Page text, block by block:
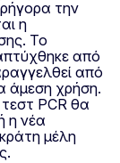
την
η
Το
από
από
άμεση χρήση.
PCR θα
η νέα
μέλη